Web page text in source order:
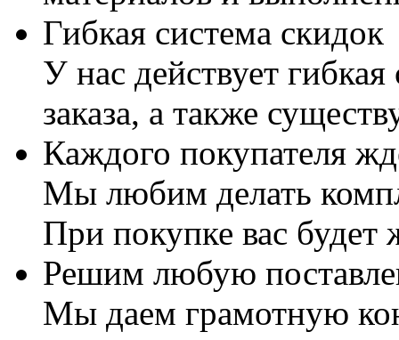
Гибкая система скидок
У нас действует
заказа, а также
Каждого покупателя
Мы любим делать
При покупке вас
Решим любую
Мы даем грамотную